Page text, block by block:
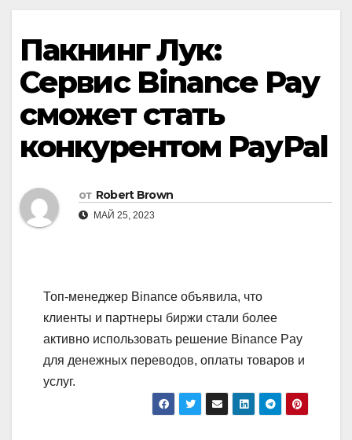
Пакнинг Лук:
Сервис Binance Pay
сможет стать
конкурентом PayPal
от Robert Brown
МАЙ 25, 2023
Топ-менеджер Binance объявила, что
клиенты и партнеры биржи стали более
активно использовать решение Binance Pay
для денежных переводов, оплаты товаров и
услуг.